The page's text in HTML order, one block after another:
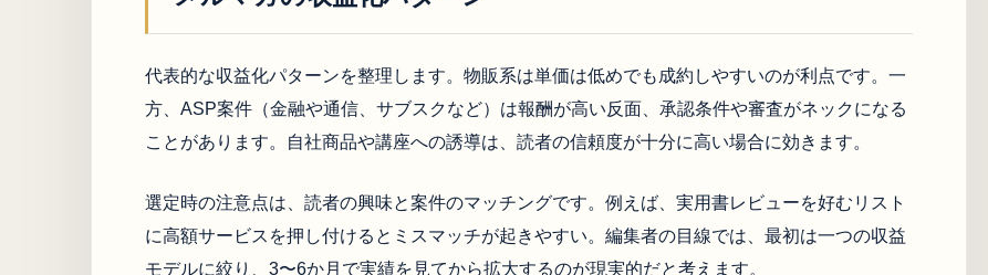
代表的な収益化パターンを整理します。物販系は単価は低めでも成約しやすいのが利点です。一
方、ASP案件（金融や通信、サブスクなど）は報酬が高い反面、承認条件や審査がネックになる
ことがあります。自社商品や講座への誘導は、読者の信頼度が十分に高い場合に効きます。
選定時の注意点は、読者の興味と案件のマッチングです。例えば、実用書レビューを好むリスト
に高額サービスを押し付けるとミスマッチが起きやすい。編集者の目線では、最初は一つの収益
モデルに絞り、3〜6か月で実績を見てから拡大するのが現実的だと考えます。